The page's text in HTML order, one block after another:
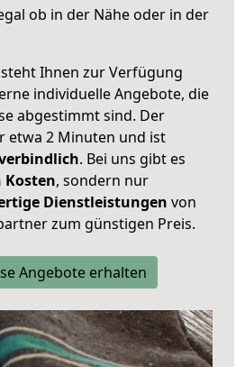
ob in der Nähe oder in der
Ihnen zur Verfügung
individuelle Angebote, die
abgestimmt sind. Der
etwa 2 Minuten und ist
. Bei uns gibt es
Kosten, sondern nur
Dienstleistungen von
zum günstigen Preis.
Angebote erhalten